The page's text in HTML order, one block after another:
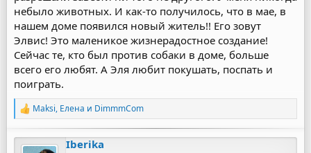
небыло животных. И как-то получилось, что в мае, в
нашем доме появился новый житель!! Его зовут
Элвис! Это маленикое жизнерадостное создание!
Сейчас те, кто был против собаки в доме, больше
всего его любят. А Эля любит покушать, поспать и
поиграть.
Р
а
к
Maksi, Елена и DimmmCom
Iberika